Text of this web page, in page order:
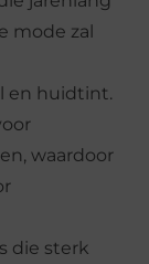
mode zal
en huidtint.
waardoor
die sterk